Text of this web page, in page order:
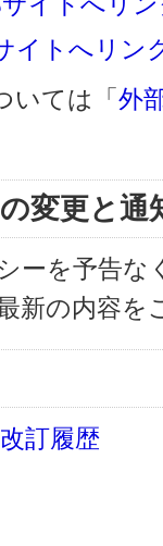
イトへリン
いては「外
変更と通
ーを予告
新の内容を
改訂履歴